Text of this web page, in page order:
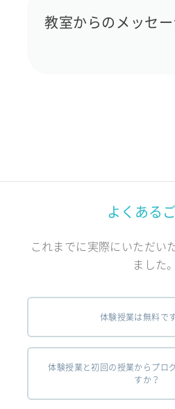
教室からのメッセー
よくある
これまでに実際にいただい
ました。
体験授業は無料で
体験授業と初回の授業からプロ
すか？